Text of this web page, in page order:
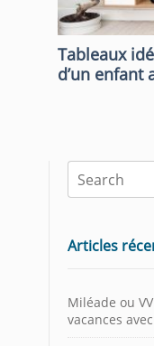
Tableaux
d’un enfant
Articles
Miléade ou
vacances